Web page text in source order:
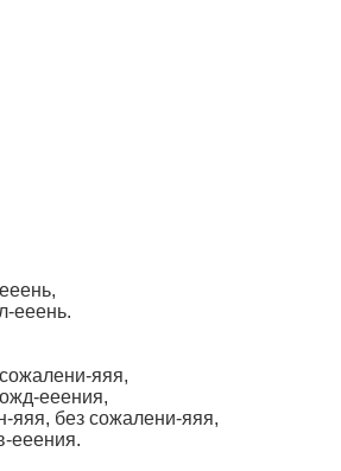
ееень.
яяя,
ееения,
яяя, без сожалени-яяя,
ееения.